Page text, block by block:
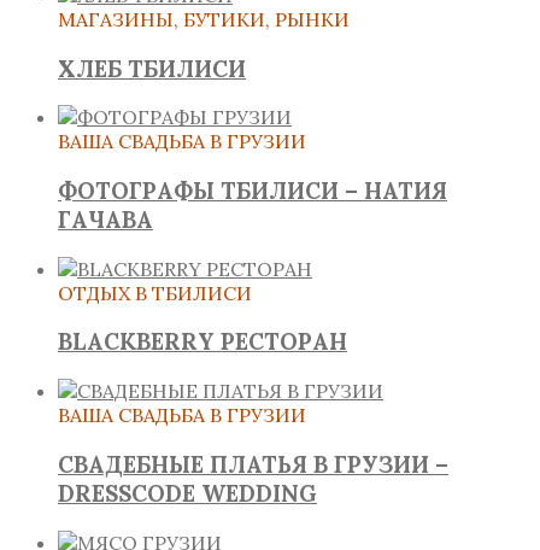
МАГАЗИНЫ, БУТИКИ, РЫНКИ
ХЛЕБ ТБИЛИСИ
ВАША СВАДЬБА В ГРУЗИИ
ФОТОГРАФЫ ТБИЛИСИ – НАТИЯ
ГАЧАВА
ОТДЫХ В ТБИЛИСИ
BLACKBERRY РЕСТОРАН
ВАША СВАДЬБА В ГРУЗИИ
СВАДЕБНЫЕ ПЛАТЬЯ В ГРУЗИИ –
DRESSCODE WEDDING